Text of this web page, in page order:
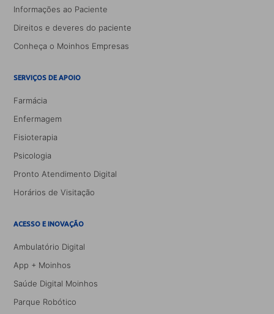
Informações ao Paciente
Direitos e deveres do paciente
Conheça o Moinhos Empresas
SERVIÇOS DE APOIO
Farmácia
Enfermagem
Fisioterapia
Psicologia
Pronto Atendimento Digital
Horários de Visitação
ACESSO E INOVAÇÃO
Ambulatório Digital
App + Moinhos
Saúde Digital Moinhos
Parque Robótico